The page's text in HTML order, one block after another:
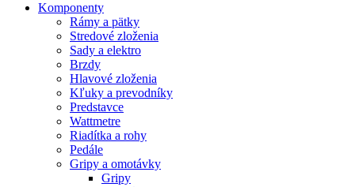
Komponenty
Rámy a pätky
Stredové zloženia
Sady a elektro
Brzdy
Hlavové zloženia
Kľuky a prevodníky
Predstavce
Wattmetre
Riadítka a rohy
Pedále
Gripy a omotávky
Gripy